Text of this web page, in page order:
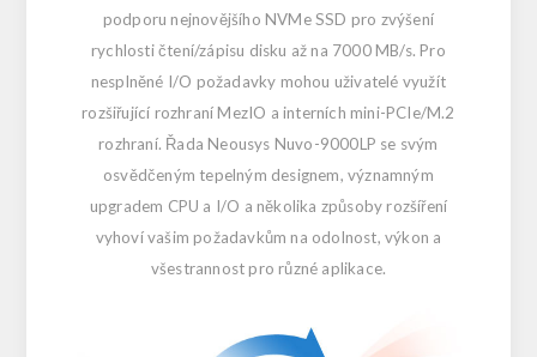
podporu nejnovějšího NVMe SSD pro zvýšení
rychlosti čtení/zápisu disku až na 7000 MB/s. Pro
nesplněné I/O požadavky mohou uživatelé využít
rozšiřující rozhraní MezIO a interních mini-PCIe/M.2
rozhraní. Řada Neousys Nuvo-9000LP se svým
osvědčeným tepelným designem, významným
upgradem CPU a I/O a několika způsoby rozšíření
vyhoví vašim požadavkům na odolnost, výkon a
všestrannost pro různé aplikace.